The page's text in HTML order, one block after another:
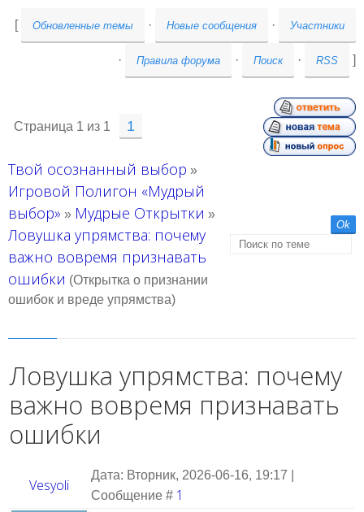
[ Обновленные темы · Новые сообщения · Участники
· Правила форума · Поиск · RSS ]
Страница 1 из 1 1
Твой осознанный выбор »
Игровой Полигон «Мудрый
выбор» » Мудрые Открытки »
Ловушка упрямства: почему
важно вовремя признавать
ошибки (Открытка о признании
ошибок и вреде упрямства)
Ловушка упрямства: почему
важно вовремя признавать
ошибки
Vesyoli
Дата: Вторник, 2026-06-16, 19:17 |
Сообщение # 1